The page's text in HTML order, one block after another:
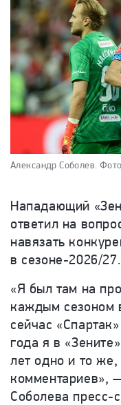
Александр Соболев.
Нападающий
ответил на
навязать
в сезоне-2026/27.
«Я был там на
каждым сезоном
сейчас
года я в
лет одно и то же,
комментариев»,
Соболева пресс-